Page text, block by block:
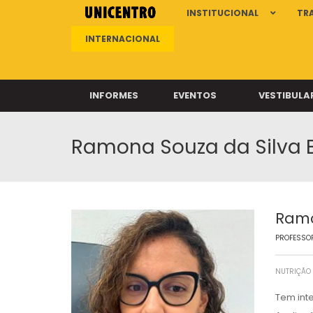
INSTITUCIONAL
INTERNACIONAL
INFORMES EVENTOS
Ramona Souza da Silva
NUTRIÇÃO
Tem